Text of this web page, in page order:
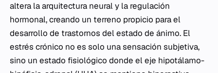
altera la arquitectura neural y la regulación
hormonal, creando un terreno propicio para el
desarrollo de trastornos del estado de ánimo. El
estrés crónico no es solo una sensación subjetiva,
sino un estado fisiológico donde el eje hipotálamo-